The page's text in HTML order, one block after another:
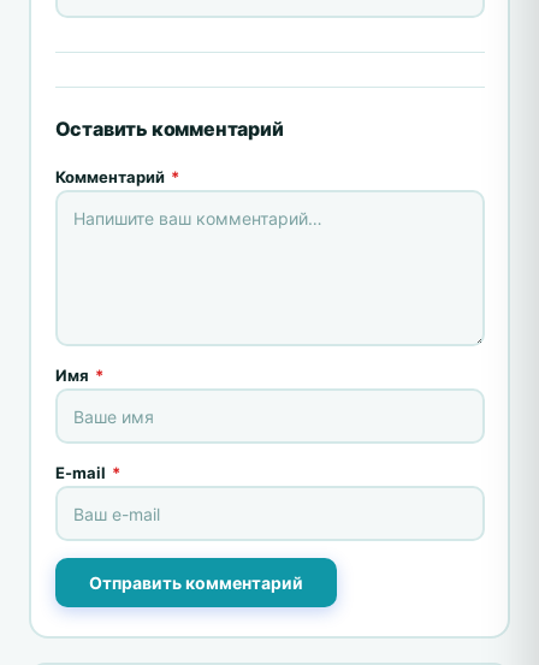
Оставить комментарий
Комментарий *
Имя *
E-mail *
Отправить комментарий